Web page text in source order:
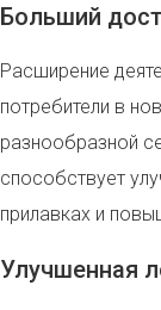
Больший
Расширение
потребители в
разнообразной
способствует
прилавках и
Улучшенная